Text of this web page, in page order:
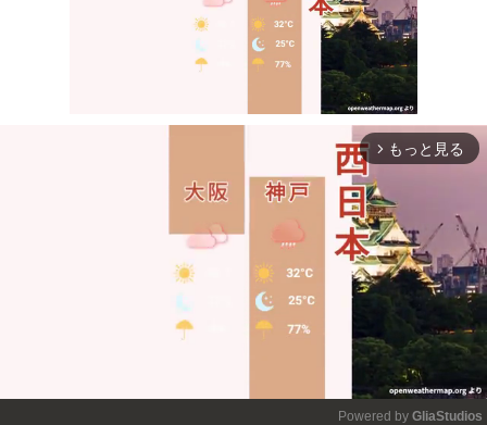
Mute
arrow_forward_ios もっと見る
Powered by GliaStudios